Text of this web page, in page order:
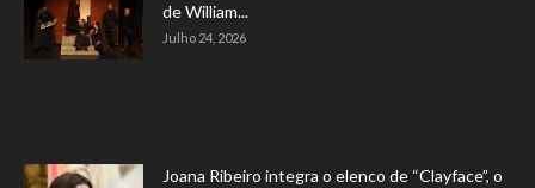
de William...
Julho 24, 2026
Joana Ribeiro integra o elenco de “Clayface”, o